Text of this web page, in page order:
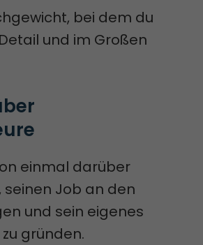
bei dem du
und im Großen
einmal darüber
Job an den
und sein eigenes
gründen.